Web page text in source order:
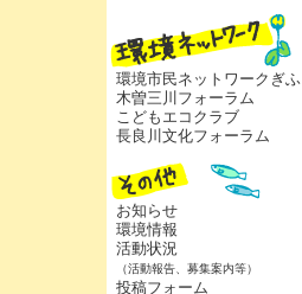
環境市民ネットワークぎふ
木曽三川フォーラム
こどもエコクラブ
長良川文化フォーラム
お知らせ
環境情報
活動状況
（活動報告、募集案内等）
投稿フォーム